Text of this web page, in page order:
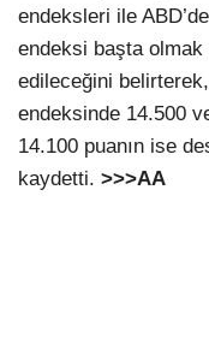
endeksleri ile
endeksi başta
edileceğini
endeksinde 14.500
14.100 puanın ise
kaydetti. >>>AA